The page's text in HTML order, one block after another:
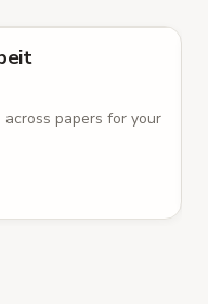
papers for your